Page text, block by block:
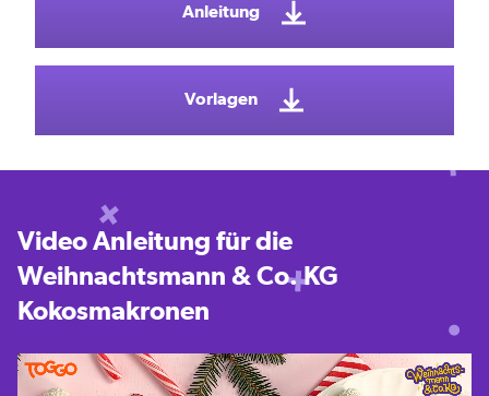
Anleitung
Vorlagen
Video Anleitung für die
Weihnachtsmann & Co. KG
Kokosmakronen